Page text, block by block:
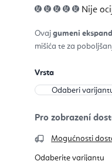
ocjena
0,0
od
5
Nije
Ovajgumeni
mišića te za
Vrsta
Mogućnosti